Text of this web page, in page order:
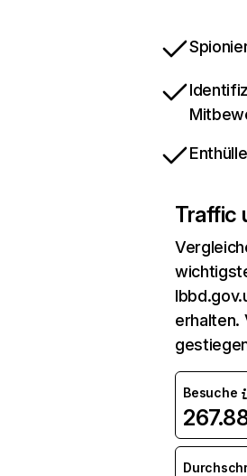
Traffic
erhalten.
Besuche